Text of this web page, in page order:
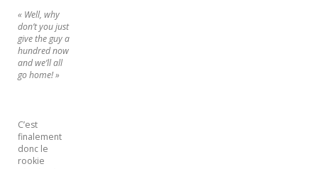
« Well, why
don’t you just
give the guy a
hundred now
and we’ll all
go home! »
C’est
finalement
donc le
rookie